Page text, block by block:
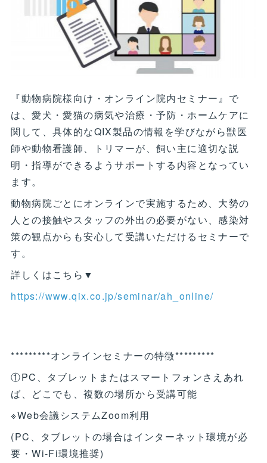
『動物病院様向け・オンライン院内セミナー』で
は、愛犬・愛猫の病気や治療・予防・ホームケアに
関して、具体的なQIX製品の情報を学びながら獣医
師や動物看護師、トリマーが、飼い主に適切な説
明・指導ができるようサポートする内容となってい
ます。
動物病院ごとにオンラインで実施するため、大勢の
人との接触やスタッフの外出の必要がない、感染対
策の観点からも安心して受講いただけるセミナーで
す。
詳しくはこちら▼
https://www.qix.co.jp/seminar/ah_online/
*********オンラインセミナーの特徴*********
①PC、タブレットまたはスマートフォンさえあれ
ば、どこでも、複数の場所から受講可能
※Web会議システムZoom利用
(PC、タブレットの場合はインターネット環境が必
要・Wi-Fi環境推奨)